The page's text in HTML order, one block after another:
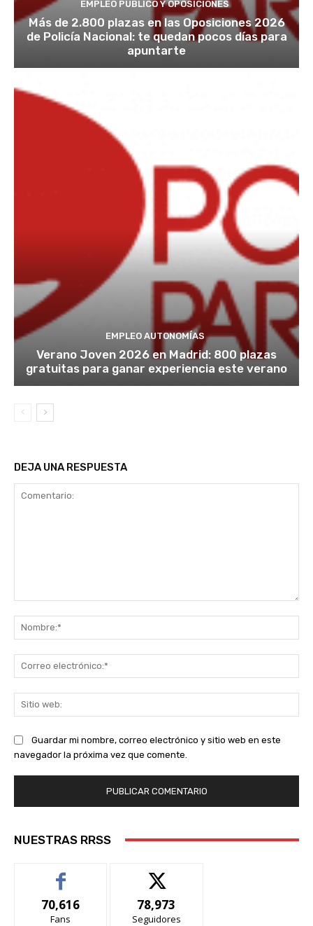
EMPLEO PÚBLICO Y OPOSICIONES
Más de 2.800 plazas en las Oposiciones 2026
de Policía Nacional: te quedan pocos días para
apuntarte
EMPLEO AUTONOMÍAS
Verano Joven 2026 en Madrid: 800 plazas
gratuitas para ganar experiencia este verano
DEJA UNA RESPUESTA
Guardar mi nombre, correo electrónico y sitio web en este
navegador la próxima vez que comente.
NUESTRAS RRSS
70,616
Fans
78,973
Seguidores